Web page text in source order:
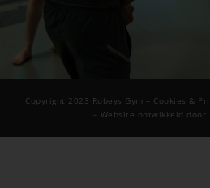
Copyright 2023 Robeys Gym – Cookies &
– Website ontwikkeld door